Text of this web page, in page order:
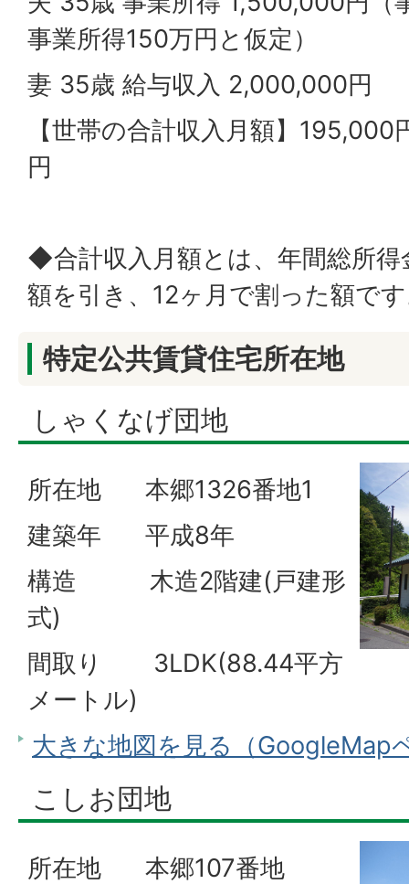
事業所得150万円と仮定）
妻 35歳 給与収入 2,000,000円
【世帯の合計収入月額】
円
◆合計収入月額とは、年間総所得
額を引き、12ヶ月で割った額で
特定公共賃貸住宅所在地
しゃくなげ団地
所在地 本郷1326番地1
建築年 平成8年
構造 木造2階建(戸建形
式)
間取り 3LDK(88.44平方
メートル)
大きな地図を見る（GoogleMap
こしお団地
所在地 本郷107番地